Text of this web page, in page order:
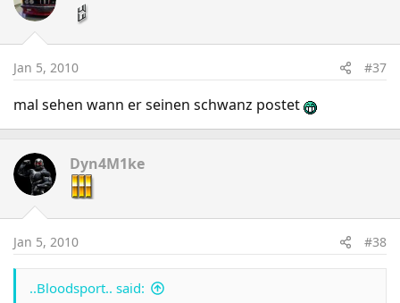
Jan 5, 2010 #37
mal sehen wann er seinen schwanz postet
Dyn4M1ke
Jan 5, 2010 #38
..Bloodsport.. said: